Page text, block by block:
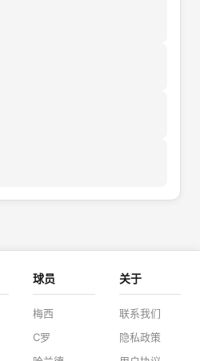
球员
梅西
C罗
关于
联系我们
隐私政策